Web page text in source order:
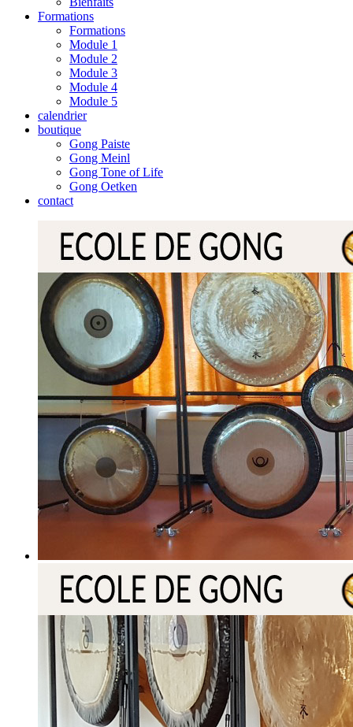
Formations
Formations
Module 1
Module 2
Module 3
Module 4
Module 5
calendrier
boutique
Gong Paiste
Gong Meinl
Gong Tone of Life
Gong Oetken
contact